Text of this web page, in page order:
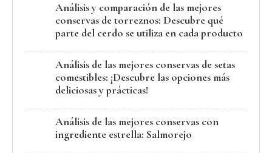
Análisis y comparación de las mejores
conservas de torreznos: Descubre qué
parte del cerdo se utiliza en cada producto
Análisis de las mejores conservas de setas
comestibles: ¡Descubre las opciones más
deliciosas y prácticas!
Análisis de las mejores conservas con
ingrediente estrella: Salmorejo